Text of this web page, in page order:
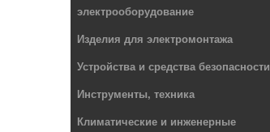
электрооборудование
Изделия для электромонтажа
Устройства и средства безопасности
Инструменты, техника
Климатические и инженерные